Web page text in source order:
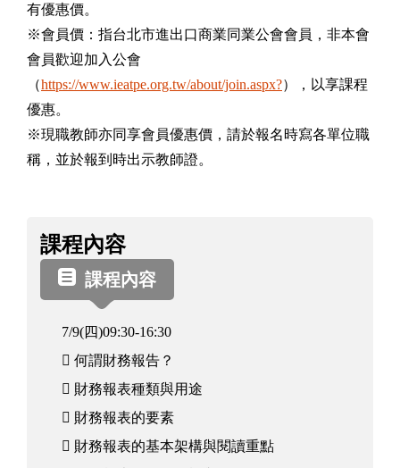
有優惠價。
※會員價：指台北市進出口商業同業公會會員，非本會
會員歡迎加入公會
（https://www.ieatpe.org.tw/about/join.aspx?），以享課程
優惠。
※現職教師亦同享會員優惠價，請於報名時寫各單位職
稱，並於報到時出示教師證。
程
資
訊
課程內容
課程內容
7/9(四)09:30-16:30
 何謂財務報告？
 財務報表種類與用途
 財務報表的要素
 財務報表的基本架構與閱讀重點